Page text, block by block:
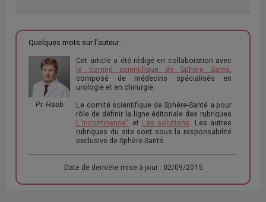
Quelques mots sur l'auteur :
Pr. Haab
Cet article a été rédigé en collaboration avec
le comité scientifique de Sphère Santé,
composé de médecins spécialisés en
urologie et en chirurgie.
Le comité scientifique de Sphère-Santé a pour
rôle de définir la ligne éditoriale des rubriques
L'incontinence" et Les solutions. Les autres
rubriques du site sont sous la responsabilité
exclusive de Sphère-Santé.
Date de dernière mise à jour : 02/09/2015